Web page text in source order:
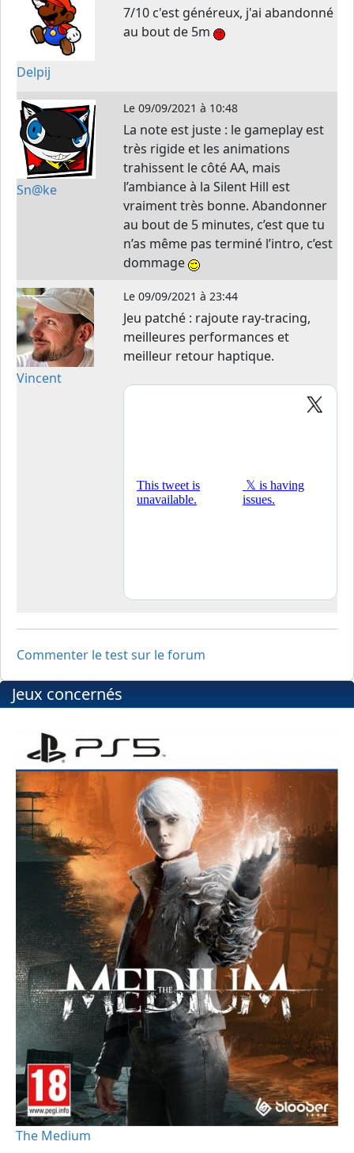
Delpij
7/10 c'est généreux, j'ai abandonné
au bout de 5m
Sn@ke
Le09/09/2021 à 10:48
La note est juste : le gameplay est
très rigide et les animations
trahissent le côté AA, mais
l’ambiance à la Silent Hill est
vraiment très bonne. Abandonner
au bout de 5 minutes, c’est que tu
n’as même pas terminé l’intro, c’est
dommage
Vincent
Le09/09/2021 à 23:44
Jeu patché : rajoute ray-tracing,
meilleures performances et
meilleur retour haptique.
Commenter le test sur le forum
Jeux concernés
The Medium